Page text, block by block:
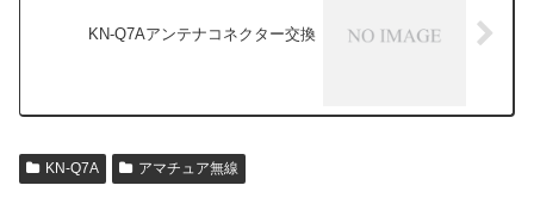
KN-Q7Aアンテナコネクター交換
KN-Q7A アマチュア無線